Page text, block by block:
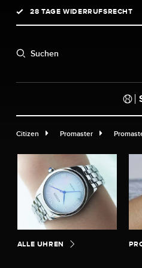
Zur Hauptnavigation
28 TAGE WIDERRUFSRECHT
Suchen
Citizen Promaster
ALLE UHREN